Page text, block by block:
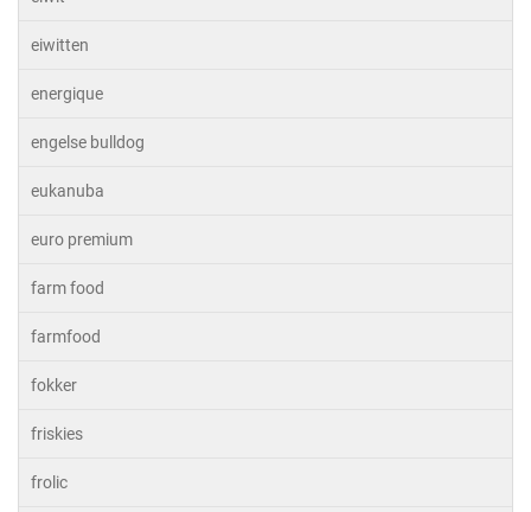
eiwitten
energique
engelse bulldog
eukanuba
euro premium
farm food
farmfood
fokker
friskies
frolic